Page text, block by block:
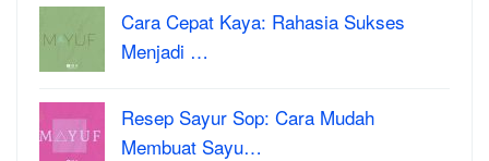
Cara Cepat Kaya: Rahasia Sukses
Menjadi …
Resep Sayur Sop: Cara Mudah
Membuat Sayu…